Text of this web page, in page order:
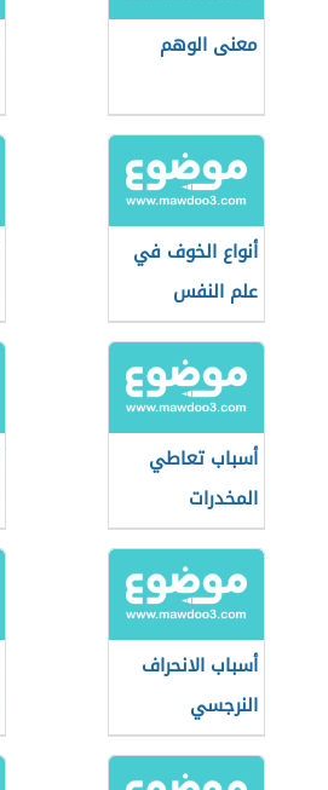
معنى الوهم
أنواع الخوف في
علم النفس
أسباب تعاطي
المخدرات
أسباب الانحراف
النرجسي